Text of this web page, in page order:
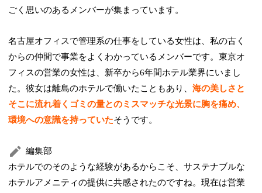
ごく思いのあるメンバーが集まっています。
名古屋オフィスで管理系の仕事をしている女性は、私の古く
からの仲間で事業をよくわかっているメンバーです。東京オ
フィスの営業の女性は、新卒から6年間ホテル業界にいまし
た。彼女は離島のホテルで働いたこともあり、海の美しさと
そこに流れ着くゴミの量とのミスマッチな光景に胸を痛め、
環境への意識を持っていたそうです。
編集部
ホテルでのそのような経験があるからこそ、サステナブルな
ホテルアメニティの提供に共感されたのですね。現在は営業